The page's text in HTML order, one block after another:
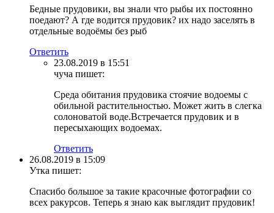
Бедные прудовики, вы знали что рыбы их постоянно
поедают? А где водится прудовик? их надо заселять в
отдельные водоёмы без рыб
Ответить
23.08.2019 в 15:51
чуча пишет:
Среда обитания прудовика стоячие водоемы с
обильной растительностью. Может жить в слегка
солоноватой воде.Встречается прудовик и в
пересыхающих водоемах.
Ответить
26.08.2019 в 15:09
Утка пишет:
Спасибо большое за такие красочные фотографии со
всех ракурсов. Теперь я знаю как выглядит прудовик!